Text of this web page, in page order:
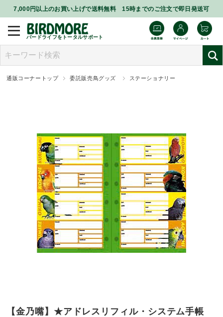
7,000円以上のお買い上げで送料無料 15時までのご注文で即日発送可
バードライフをトータルサポート
通販コーナートップ 委託販売鳥グッズ ステーショナリー
【金乃嘴】★アドレスリフィル・システム手帳